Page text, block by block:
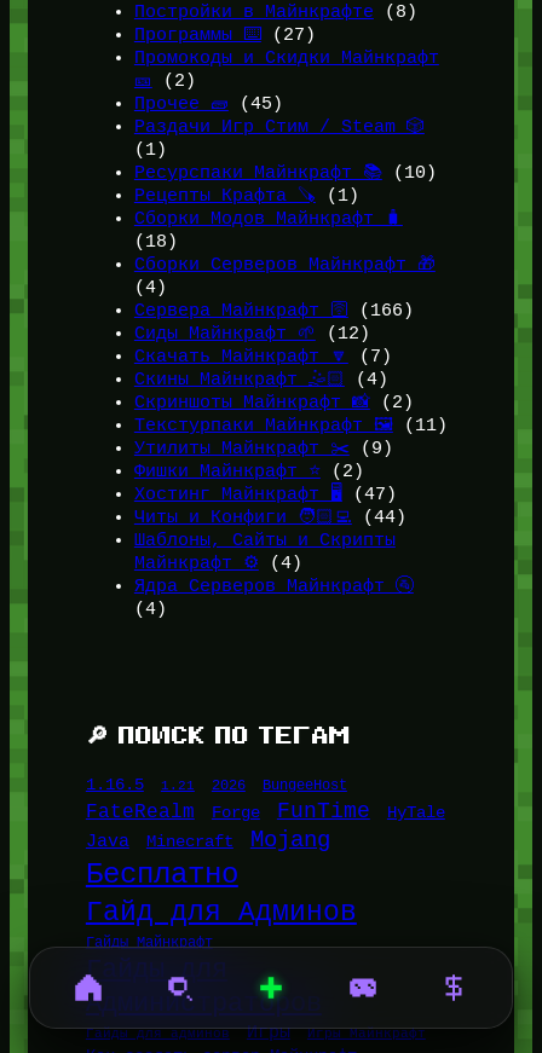
Постройки в Майнкрафте (8)
Программы ⌨️ (27)
Промокоды и Скидки Майнкрафт
🎫
(2)
Прочее 🧱 (45)
Раздачи Игр Стим / Steam 🎲
(1)
Ресурспаки Майнкрафт 📚(10)
Рецепты Крафта 🪚 (1)
Сборки Модов Майнкрафт 🧳
(18)
Сборки Серверов Майнкрафт 🎁
(4)
Сервера Майнкрафт 🛜
(166)
Сиды Майнкрафт 🌱
(12)
Скачать Майнкрафт 🔽
(7)
Скины Майнкрафт 🤹🏻
(4)
Скриншоты Майнкрафт 📸(2)
Текстурпаки Майнкрафт 🖼️(11)
Утилиты Майнкрафт ✂️ (9)
Фишки Майнкрафт ⭐(2)
Хостинг Майнкрафт 🖥️ (47)
Читы и Конфиги 🧑🏻‍💻 (44)
Шаблоны, Сайты и Скрипты
Майнкрафт ⚙️ (4)
Ядра Серверов Майнкрафт 🚰
(4)
🔎 ПОИСК ПО ТЕГАМ
1.16.5 1.21 2026 BungeeHost
FateRealm Forge FunTime HyTale
Java Minecraft Mojang
Бесплатно
Гайд для Админов
Гайды Майнкрафт
Гайды для
Администраторов
Гайды для админов Игры Игры Майнкрафт